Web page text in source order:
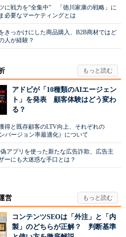
に戦力を“全集中” 「徳川家康の戦略」に
必要なマーケティングとは
きっかけにした商品購入、B2B商材ではど
人が経験？
アドビが「10種類のAIエージェン
ト」を発表 顧客体験はどう変わ
る？
得と既存顧客のLTV向上、それぞれの
バージョン率最適化）について
アプリを使った新たな広告詐欺、広告主
ーにも大迷惑な手口とは？
営
コンテンツSEOは「外注」と「内
製」のどちらが正解？ 判断基準